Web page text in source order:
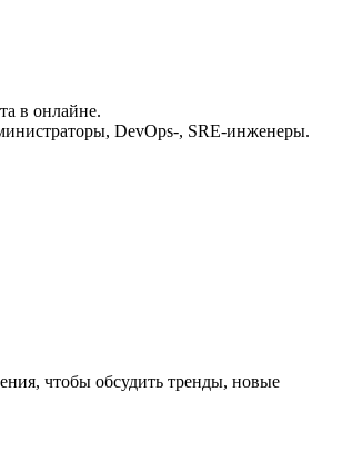
в онлайне.
DevOps-, SRE-инженеры.
чтобы обсудить тренды, новые